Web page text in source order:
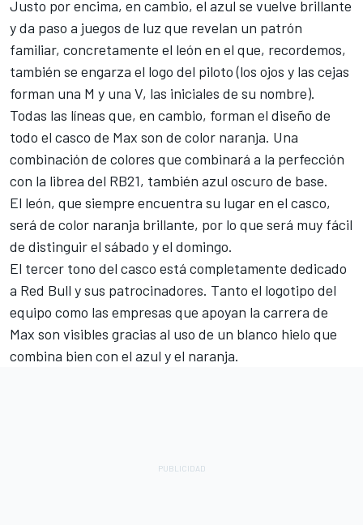
Justo por encima, en cambio, el azul se vuelve brillante
y da paso a juegos de luz que revelan un patrón
familiar, concretamente el león en el que, recordemos,
también se engarza el logo del piloto (los ojos y las cejas
forman una M y una V, las iniciales de su nombre).
Todas las líneas que, en cambio, forman el diseño de
todo el casco de Max son de color naranja. Una
combinación de colores que combinará a la perfección
con la librea del RB21, también azul oscuro de base.
El león, que siempre encuentra su lugar en el casco,
será de color naranja brillante, por lo que será muy fácil
de distinguir el sábado y el domingo.
El tercer tono del casco está completamente dedicado
a Red Bull y sus patrocinadores. Tanto el logotipo del
equipo como las empresas que apoyan la carrera de
Max son visibles gracias al uso de un blanco hielo que
combina bien con el azul y el naranja.